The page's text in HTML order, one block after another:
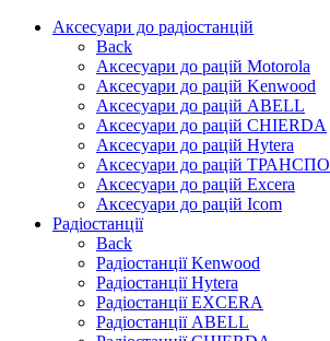
Аксесуари до радіостанцій
Back
Аксесуари до рацій Motorola
Аксесуари до рацій Kenwood
Аксесуари до рацій ABELL
Аксесуари до рацій CHIERDA
Аксесуари до рацій Hytera
Аксесуари до рацій
Аксесуари до рацій Excera
Аксесуари до рацій Icom
Радіостанції
Back
Радіостанції Kenwood
Радіостанції Hytera
Радіостанції EXCERA
Радіостанції ABELL